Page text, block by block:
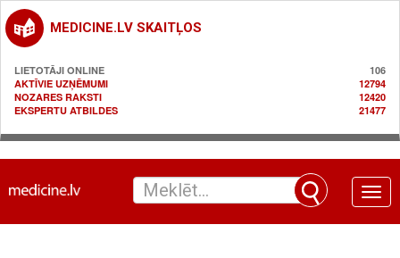
MEDICINE.LV SKAITĻOS
LIETOTĀJI ONLINE
106
AKTĪVIE UZŅĒMUMI
12794
NOZARES RAKSTI
12420
EKSPERTU ATBILDES
21477
Toggle